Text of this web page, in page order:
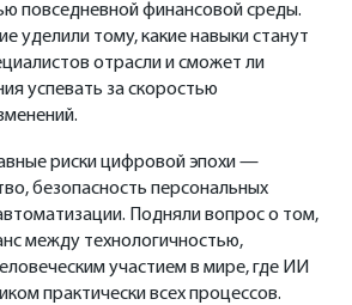
повседневной финансовой среды.
уделили тому, какие навыки станут
отрасли и сможет ли
успевать за скоростью
риски цифровой эпохи —
безопасность персональных
Подняли вопрос о том,
между технологичностью,
участием в мире, где ИИ
практически всех процессов.